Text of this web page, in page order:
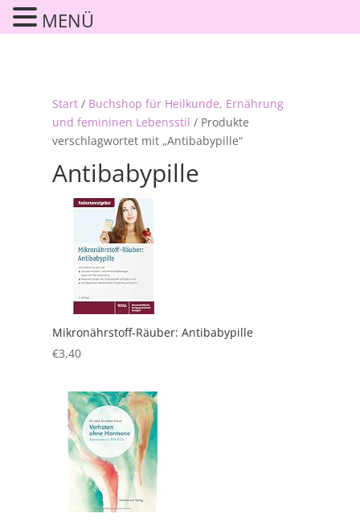
Start/ Buchshop für Heilkunde, Ernährung
und femininen Lebensstil / Produkte
verschlagwortet mit „Antibabypille“
Antibabypille
Mikronährstoff-Räuber: Antibabypille
€3,40
MENÜ